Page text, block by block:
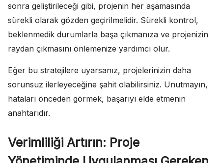
sonra geliştirileceği gibi, projenin her aşamasında
sürekli olarak gözden geçirilmelidir. Sürekli kontrol,
beklenmedik durumlarla başa çıkmanıza ve projenizin
raydan çıkmasını önlemenize yardımcı olur.
Eğer bu stratejilere uyarsanız, projelerinizin daha
sorunsuz ilerleyeceğine şahit olabilirsiniz. Unutmayın,
hataları önceden görmek, başarıyı elde etmenin
anahtarıdır.
Verimliliği Artırın: Proje